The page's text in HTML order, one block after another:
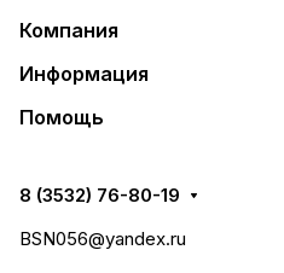
Компания
Информация
Помощь
8 (3532) 76-80-19
BSN056@yandex.ru